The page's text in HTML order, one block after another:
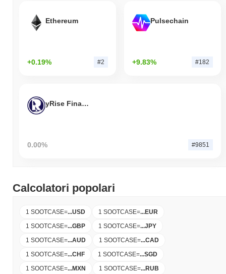
Ethereum
+0.19% #2
Pulsechain
+9.83% #182
yRise Finance
0.00% #9851
Calcolatori popolari
1 SOOTCASE=...USD 1 SOOTCASE=...EUR
1 SOOTCASE=...GBP 1 SOOTCASE=...JPY
1 SOOTCASE=...AUD 1 SOOTCASE=...CAD
1 SOOTCASE=...CHF 1 SOOTCASE=...SGD
1 SOOTCASE=...MXN 1 SOOTCASE=...RUB